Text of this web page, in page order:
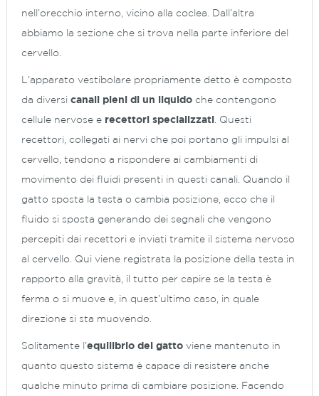
nell’orecchio interno, vicino alla coclea. Dall’altra
abbiamo la sezione che si trova nella parte inferiore del
cervello.
L’apparato vestibolare propriamente detto è composto
da diversi canali pieni di un liquido che contengono
cellule nervose e recettori specializzati . Questi
recettori, collegati ai nervi che poi portano gli impulsi al
cervello, tendono a rispondere ai cambiamenti di
movimento dei fluidi presenti in questi canali. Quando il
gatto sposta la testa o cambia posizione, ecco che il
fluido si sposta generando dei segnali che vengono
percepiti dai recettori e inviati tramite il sistema nervoso
al cervello. Qui viene registrata la posizione della testa in
rapporto alla gravità, il tutto per capire se la testa è
ferma o si muove e, in quest’ultimo caso, in quale
direzione si sta muovendo.
Solitamente l’equilibrio del gatto viene mantenuto in
quanto questo sistema è capace di resistere anche
qualche minuto prima di cambiare posizione. Facendo